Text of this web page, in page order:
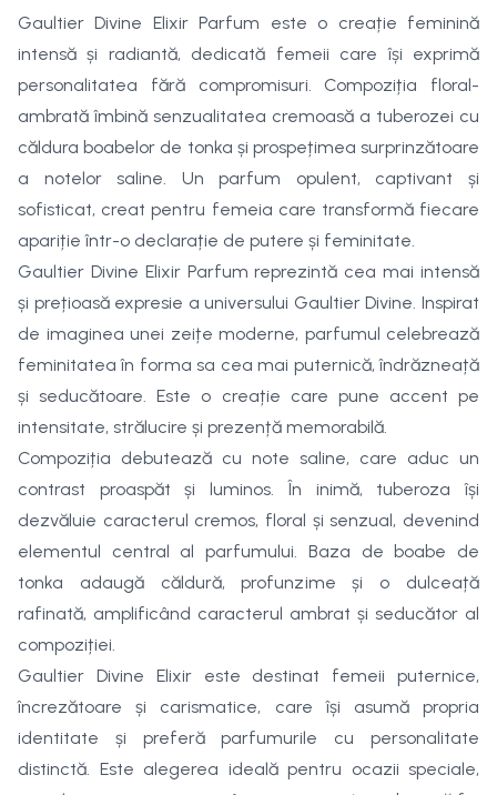
Gaultier Divine Elixir Parfum este o creație feminină
intensă și radiantă, dedicată femeii care își exprimă
personalitatea fără compromisuri. Compoziția floral-
ambrată îmbină senzualitatea cremoasă a tuberozei cu
căldura boabelor de tonka și prospețimea surprinzătoare
a notelor saline. Un parfum opulent, captivant și
sofisticat, creat pentru femeia care transformă fiecare
apariție într-o declarație de putere și feminitate.
Gaultier Divine Elixir Parfum reprezintă cea mai intensă
și prețioasă expresie a universului Gaultier Divine. Inspirat
de imaginea unei zeițe moderne, parfumul celebrează
feminitatea în forma sa cea mai puternică, îndrăzneață
și seducătoare. Este o creație care pune accent pe
intensitate, strălucire și prezență memorabilă.
Compoziția debutează cu note saline, care aduc un
contrast proaspăt și luminos. În inimă, tuberoza își
dezvăluie caracterul cremos, floral și senzual, devenind
elementul central al parfumului. Baza de boabe de
tonka adaugă căldură, profunzime și o dulceață
rafinată, amplificând caracterul ambrat și seducător al
compoziției.
Gaultier Divine Elixir este destinat femeii puternice,
încrezătoare și carismatice, care își asumă propria
identitate și preferă parfumurile cu personalitate
distinctă. Este alegerea ideală pentru ocazii speciale,